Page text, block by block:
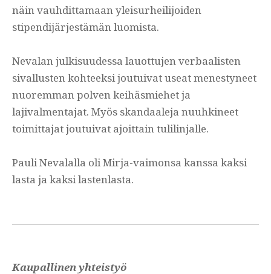
näin vauhdittamaan yleisurheilijoiden
stipendijärjestämän luomista.
Nevalan julkisuudessa lauottujen verbaalisten
sivallusten kohteeksi joutuivat useat menestyneet
nuoremman polven keihäsmiehet ja
lajivalmentajat. Myös skandaaleja nuuhkineet
toimittajat joutuivat ajoittain tulilinjalle.
Pauli Nevalalla oli Mirja-vaimonsa kanssa kaksi
lasta ja kaksi lastenlasta.
Kaupallinen yhteistyö